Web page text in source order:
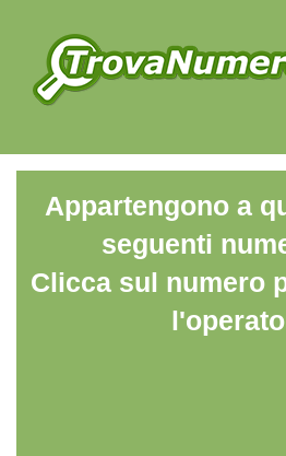
Appartengono a
seguenti
Clicca sul numero